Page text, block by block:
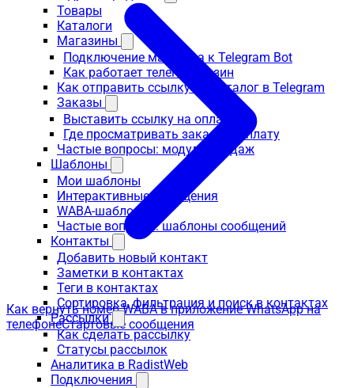
Товары
Каталоги
Магазины
Подключение магазина к Telegram Bot
Как работает телегомагазин
Как отправить ссылку на Каталог в Telegram
Заказы
Выставить ссылку на оплату
Где просматривать заказы и оплату
Частые вопросы: модуль продаж
Шаблоны
Мои шаблоны
Интерактивные сообщения
WABA-шаблоны
Частые вопросы: шаблоны сообщений
Контакты
Добавить новый контакт
Заметки в контактах
Теги в контактах
Сортировка, фильтрация и поиск в контактах
Рассылки
Как сделать рассылку
Статусы рассылок
Аналитика в RadistWeb
Подключения
Как вернуть номер WABA в приложение WhatsApp на
телефонеСтартовые сообщения